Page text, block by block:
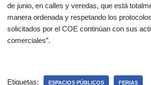
de junio, en calles y veredas, que está
manera ordenada y respetando los
solicitados por el COE continúan con sus
comerciales”.
Etiquetas: ESPACIOS PÚBLICOS FERIAS